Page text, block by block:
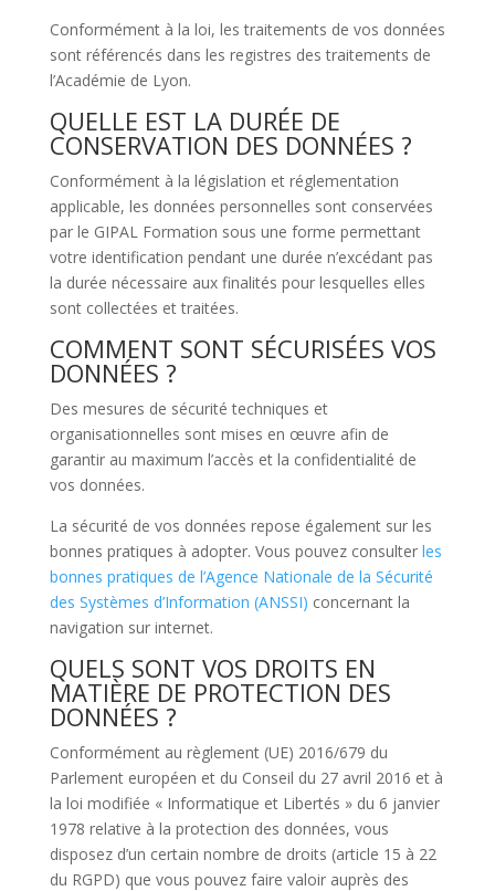
Conformément à la loi, les traitements de vos données
sont référencés dans les registres des traitements de
l’Académie de Lyon.
QUELLE EST LA DURÉE DE
CONSERVATION DES DONNÉES ?
Conformément à la législation et réglementation
applicable, les données personnelles sont conservées
par le GIPAL Formation sous une forme permettant
votre identification pendant une durée n’excédant pas
la durée nécessaire aux finalités pour lesquelles elles
sont collectées et traitées.
COMMENT SONT SÉCURISÉES VOS
DONNÉES ?
Des mesures de sécurité techniques et
organisationnelles sont mises en œuvre afin de
garantir au maximum l’accès et la confidentialité de
vos données.
La sécurité de vos données repose également sur les
bonnes pratiques à adopter. Vous pouvez consulter les
bonnes pratiques de l’Agence Nationale de la Sécurité
des Systèmes d’Information (ANSSI) concernant la
navigation sur internet.
QUELS SONT VOS DROITS EN
MATIÈRE DE PROTECTION DES
DONNÉES ?
Conformément au règlement (UE) 2016/679 du
Parlement européen et du Conseil du 27 avril 2016 et à
la loi modifiée « Informatique et Libertés » du 6 janvier
1978 relative à la protection des données, vous
disposez d’un certain nombre de droits (article 15 à 22
du RGPD) que vous pouvez faire valoir auprès des